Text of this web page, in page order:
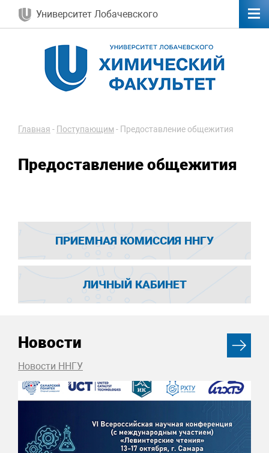
Университет Лобачевского
Главная - Поступающим - Предоставление общежития
Предоставление общежития
ПРИЕМНАЯ КОМИССИЯ ННГУ
ЛИЧНЫЙ КАБИНЕТ
Новости
Новости ННГУ